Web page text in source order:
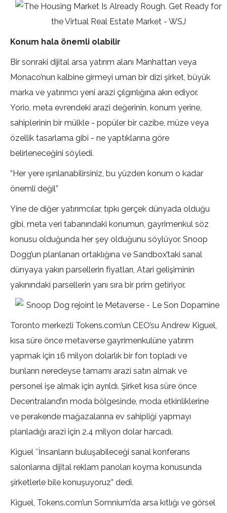
Konum hala önemli olabilir
Bir sonraki dijital arsa yatırım alanı Manhattan veya
Monaco’nun kalbine girmeyi uman bir dizi şirket, büyük
marka ve yatırımcı yeni arazi çılgınlığına akın ediyor.
Yorio, meta evrendeki arazi değerinin, konum yerine,
sahiplerinin bir mülkle - popüler bir cazibe, müze veya
özellik tasarlama gibi - ne yaptıklarına göre
belirleneceğini söyledi.
“Her yere ışınlanabilirsiniz, bu yüzden konum o kadar
önemli değil”
Yine de diğer yatırımcılar, tıpkı gerçek dünyada olduğu
gibi, meta veri tabanındaki konumun, gayrimenkul söz
konusu olduğunda her şey olduğunu söylüyor. Snoop
Dogg’un planlanan ortaklığına ve Sandbox’taki sanal
dünyaya yakın parsellerin fiyatları, Atari gelişiminin
yakınındaki parsellerin yanı sıra bir prim getiriyor.
Toronto merkezli Tokens.com’un CEO’su Andrew Kiguel,
kısa süre önce metaverse gayrimenkulüne yatırım
yapmak için 16 milyon dolarlık bir fon topladı ve
bunların neredeyse tamamı arazi satın almak ve
personel işe almak için ayrıldı. Şirket kısa süre önce
Decentraland’ın moda bölgesinde, moda etkinliklerine
ve perakende mağazalarına ev sahipliği yapmayı
planladığı arazi için 2.4 milyon dolar harcadı.
Kiguel ″İnsanların buluşabileceği sanal konferans
salonlarına dijital reklam panoları koyma konusunda
şirketlerle bile konuşuyoruz” dedi.
Kiguel, Tokens.com’un Somnium’da arsa kıtlığı ve görsel